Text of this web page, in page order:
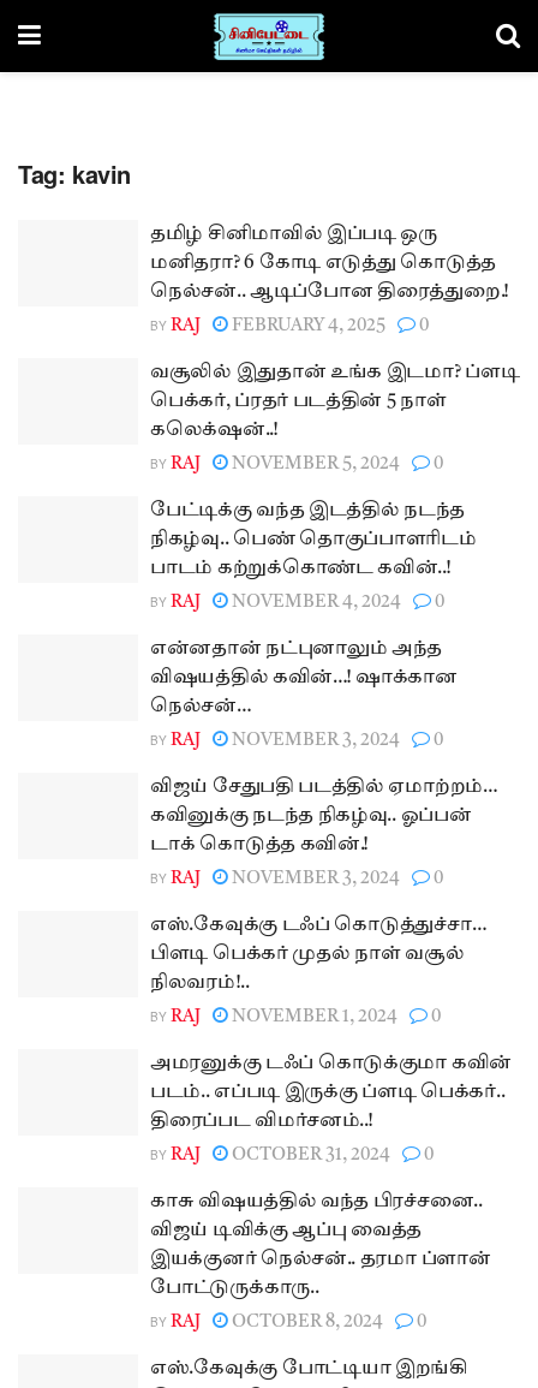
Tag: kavin
தமிழ் சினிமாவில் இப்படி ஒரு
மனிதரா? 6 கோடி எடுத்து கொடுத்த
நெல்சன்.. ஆடிப்போன திரைத்துறை.!
BY RAJ FEBRUARY 4, 2025 0
வசூலில் இதுதான் உங்க இடமா? ப்ளடி
பெக்கர், ப்ரதர் படத்தின் 5 நாள்
கலெக்‌ஷன்..!
BY RAJ NOVEMBER 5, 2024 0
பேட்டிக்கு வந்த இடத்தில் நடந்த
நிகழ்வு.. பெண் தொகுப்பாளரிடம்
பாடம் கற்றுக்கொண்ட கவின்..!
BY RAJ NOVEMBER 4, 2024 0
என்னதான் நட்புனாலும் அந்த
விஷயத்தில் கவின்…! ஷாக்கான
நெல்சன்…
BY RAJ NOVEMBER 3, 2024 0
விஜய் சேதுபதி படத்தில் ஏமாற்றம்…
கவினுக்கு நடந்த நிகழ்வு.. ஓப்பன்
டாக் கொடுத்த கவின்.!
BY RAJ NOVEMBER 3, 2024 0
எஸ்.கேவுக்கு டஃப் கொடுத்துச்சா…
பிளடி பெக்கர் முதல் நாள் வசூல்
நிலவரம்!..
BY RAJ NOVEMBER 1, 2024 0
அமரனுக்கு டஃப் கொடுக்குமா கவின்
படம்.. எப்படி இருக்கு ப்ளடி பெக்கர்..
திரைப்பட விமர்சனம்..!
BY RAJ OCTOBER 31, 2024 0
காசு விஷயத்தில் வந்த பிரச்சனை..
விஜய் டிவிக்கு ஆப்பு வைத்த
இயக்குனர் நெல்சன்.. தரமா ப்ளான்
போட்டுருக்காரு..
BY RAJ OCTOBER 8, 2024 0
எஸ்.கேவுக்கு போட்டியா இறங்கி